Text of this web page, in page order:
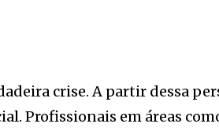
crise. A partir dessa
Profissionais em áreas